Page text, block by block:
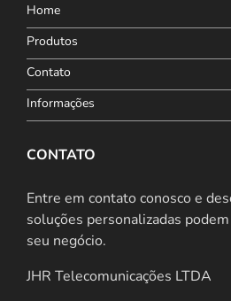
Home
Produtos
Contato
Informações
CONTATO
Entre em contato conosco e
soluções personalizadas
seu negócio.
JHR Telecomunicações LTDA